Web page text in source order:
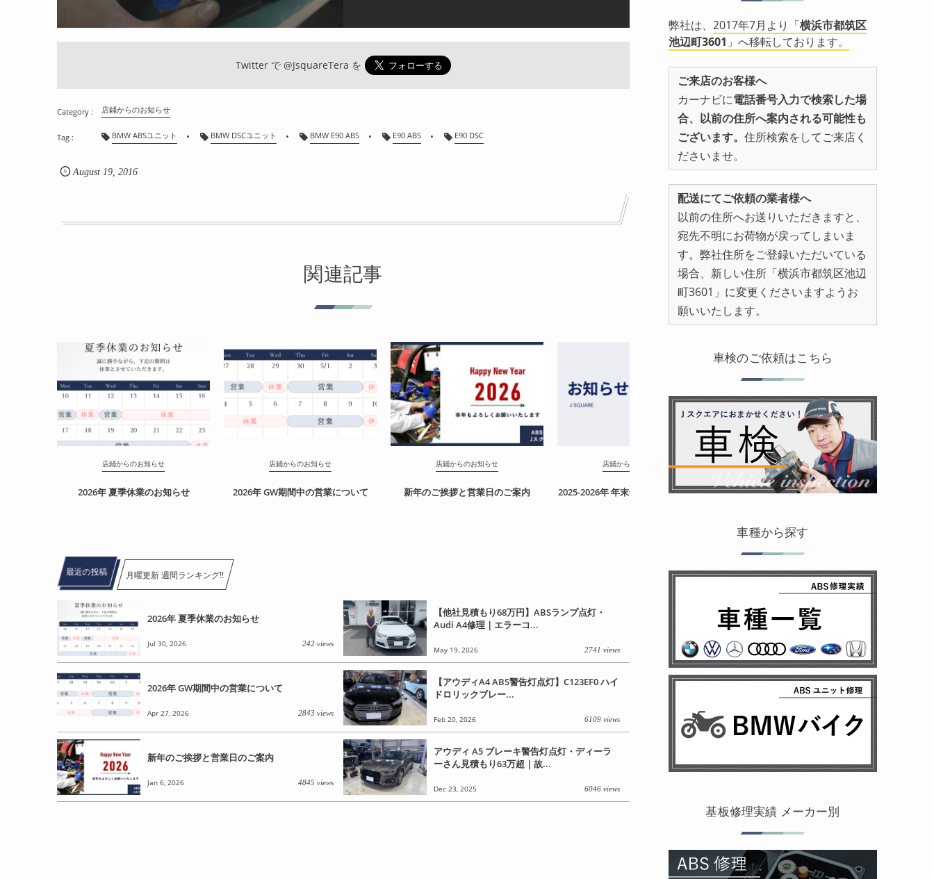
Twitter で @JsquareTera を
店鋪からのお知らせ
BMW ABSユニット BMW DSCユニット BMW E90 ABS E90 ABS E90 DSC
August 19,2016
関連記事
店鋪からのお知らせ
2026年 夏季休業のお知らせ
店鋪からのお知らせ
2026年 GW期間中の営業について
店鋪からのお知らせ
新年のご挨拶と営業日のご案内
店鋪からのお知らせ
2025-2026年 年末年始休業のお知らせ
最近の投稿 月曜更新 週間ランキング!!
2026年 夏季休業のお知らせ
Jul 30, 2026 242 views
【他社見積もり68万円】ABSランプ点灯・
Audi A4修理｜エラーコ...
May 19, 2026 2741 views
2026年 GW期間中の営業について
Apr 27, 2026 2843 views
【アウディA4 ABS警告灯点灯】C123EF0 ハイ
ドロリックブレー...
Feb 20, 2026 6109 views
新年のご挨拶と営業日のご案内
Jan 6, 2026 4845 views
アウディ A5 ブレーキ警告灯点灯・ディーラ
ーさん見積もり63万超｜故...
Dec 23, 2025 6046 views
弊社は、 2017年7月より「横浜市都筑区
池辺町3601 」へ移転しております。
ご来店のお客様へ
カーナビに電話番号入力で検索した場
合、以前の住所へ案内される可能性も
ございます。 住所検索をしてご来店く
ださいませ。
配送にてご依頼の業者様へ
以前の住所へお送りいただきますと、
宛先不明にお荷物が戻ってしまいま
す。弊社住所をご登録いただいている
場合、新しい住所「横浜市都筑区池辺
町3601」に変更くださいますようお
願いいたします。
車検のご依頼はこちら
車種から探す
基板修理実績 メーカー別